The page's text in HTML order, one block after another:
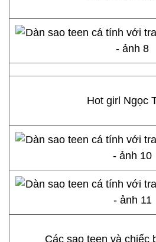
Hot girl Ngọc
Các sao teen và chiếc